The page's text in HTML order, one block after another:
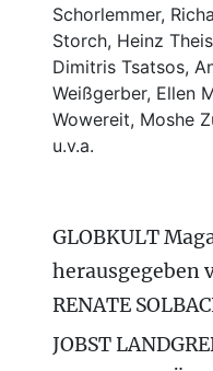
Schorlemmer,
Storch, Heinz
Dimitris Tsatsos,
Weißgerber, Ellen
Wowereit, Moshe
u.v.a.
GLOBKULT
herausgegeben
RENATE
JOBST